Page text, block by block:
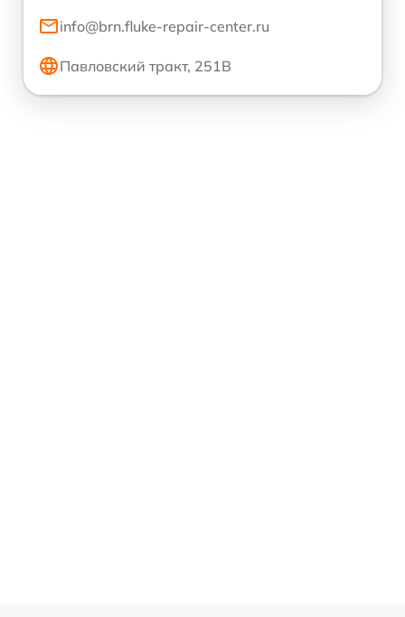
info@brn.fluke-repair-center.ru
Павловский тракт, 251В